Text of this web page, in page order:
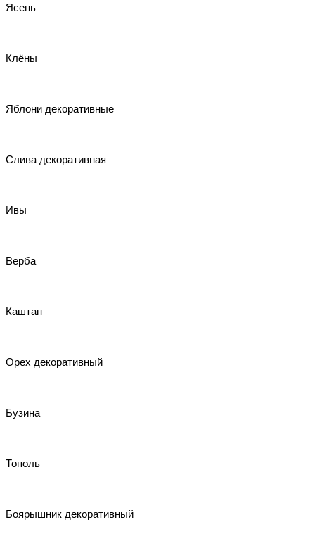
Ясень
Клёны
Яблони декоративные
Слива декоративная
Ивы
Верба
Каштан
Орех декоративный
Бузина
Тополь
Боярышник декоративный